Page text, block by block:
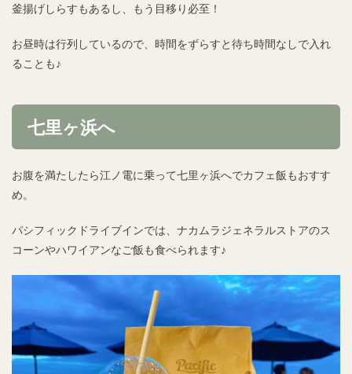
釜揚げしらすもあるし、もう目移り必至！
お昼時は行列しているので、時間をずらすと待ち時間なしで入れ
ることも♪
七里ヶ浜へ
お腹を満たしたら江ノ電に乗って七里ヶ浜へでカフェ飯もおすす
め。
パシフィックドライブインでは、ナカムラジェネラルストアのス
コーンやハワイアンなご飯も食べられます♪